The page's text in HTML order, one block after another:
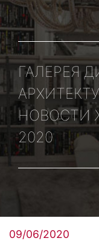
ГАЛЕРЕЯ
НОВОСТИ
2020
09/06/2020